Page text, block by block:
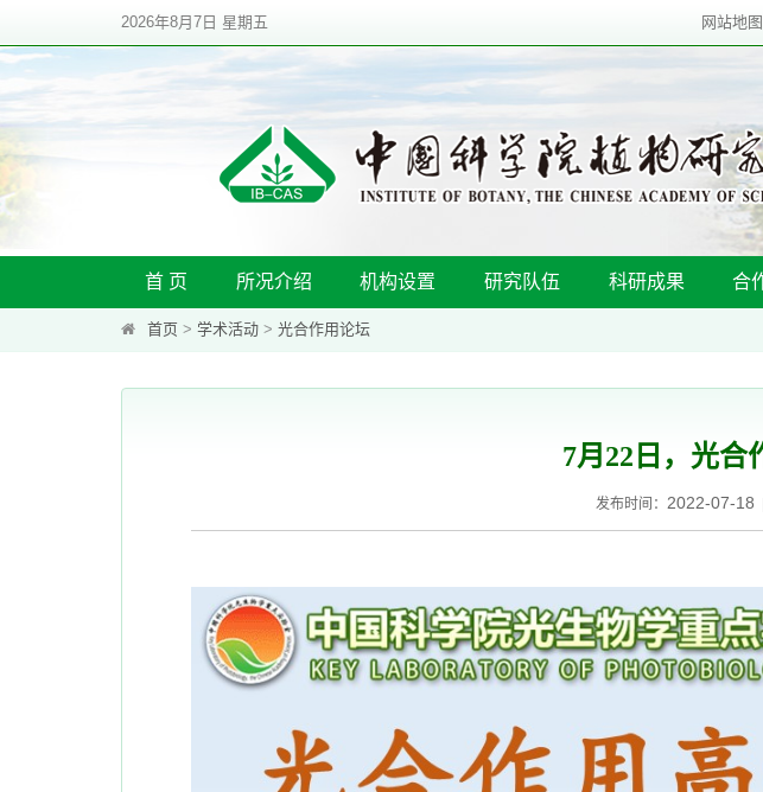
2026年8月7日 星期五 网站地图
首 页 所况介绍 机构设置 研究队伍 科研成果 合
首页 > 学术活动 > 光合作用论坛
7月22日，光合
发布时间： 2022-07-18